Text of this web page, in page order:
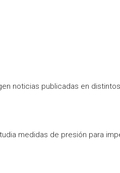
noticias publicadas en
medidas de presión para